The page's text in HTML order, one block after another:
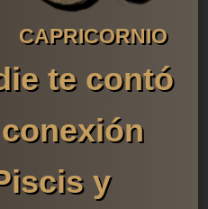
CAPRICORNIO
te contó
y